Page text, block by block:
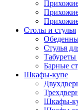
Столы и стулья
Стулья
Табуреты
Барные
Шкафы-купе
Шкафы-